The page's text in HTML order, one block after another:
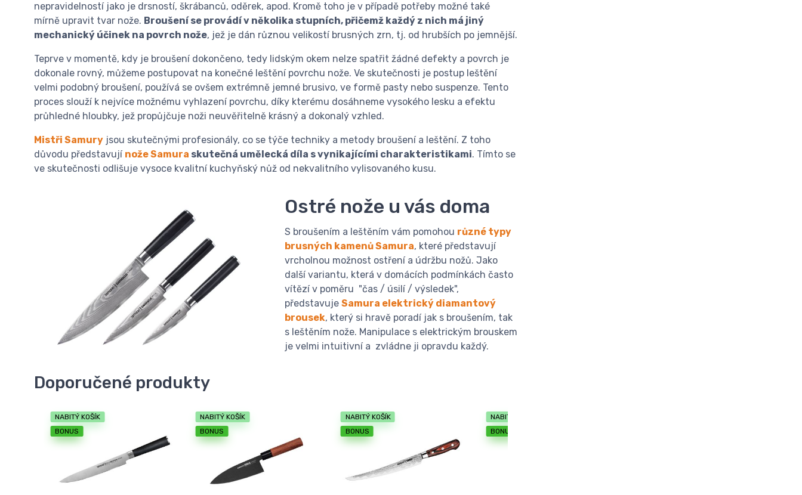
nepravidelností jako je drsností, škrábanců, oděrek, apod. Kromě toho je v případě potřeby možné také
mírně upravit tvar nože. Broušení se provádí v několika stupních, přičemž každý z nich má jiný
mechanický účinek na povrch nože, jež je dán různou velikostí brusných zrn, tj. od hrubších po jemnější.
Teprve v momentě, kdy je broušení dokončeno, tedy lidským okem nelze spatřit žádné defekty a povrch je
dokonale rovný, můžeme postupovat na konečné leštění povrchu nože. Ve skutečnosti je postup leštění
velmi podobný broušení, používá se ovšem extrémně jemné brusivo, ve formě pasty nebo suspenze. Tento
proces slouží k nejvíce možnému vyhlazení povrchu, díky kterému dosáhneme vysokého lesku a efektu
průhledné hloubky, jež propůjčuje noži neuvěřitelně krásný a dokonalý vzhled.
Mistři Samury jsou skutečnými profesionály, co se týče techniky a metody broušení a leštění. Z toho
důvodu představují nože Samura skutečná umělecká díla s vynikajícími charakteristikami. Tímto se
ve skutečnosti odlišuje vysoce kvalitní kuchyňský nůž od nekvalitního vylisovaného kusu.
Ostré nože u vás doma
S broušením a leštěním vám pomohou různé typy
brusných kamenů Samura, které představují
vrcholnou možnost ostření a údržbu nožů. Jako
další variantu, která v domácích podmínkách často
vítězí v poměru "čas / úsilí / výsledek",
představuje Samura elektrický diamantový
brousek, který si hravě poradí jak s broušením, tak
s leštěním nože. Manipulace s elektrickým brouskem
je velmi intuitivní a zvládne ji opravdu každý.​
Doporučené produkty
NABITÝ KOŠÍK
BONUS
NABITÝ KOŠÍK
BONUS
NABITÝ KOŠÍK
BONUS
NABITÝ KOŠÍK
BONUS